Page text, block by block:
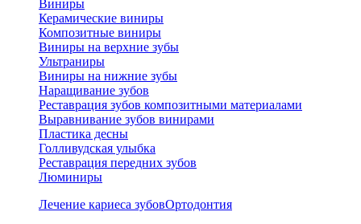
Виниры
Керамические виниры
Композитные виниры
Виниры на верхние зубы
Ультраниры
Виниры на нижние зубы
Наращивание зубов
Реставрация зубов композитными материалами
Выравнивание зубов винирами
Пластика десны
Голливудская улыбка
Реставрация передних зубов
Люминиры
Лечение кариеса зубовОртодонтия